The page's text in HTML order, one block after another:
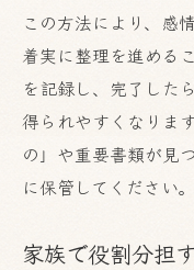
この方法により、感
着実に整理を進める
を記録し、完了した
得られやすくなりま
の」や重要書類が見
に保管してください。
家族で役割分担